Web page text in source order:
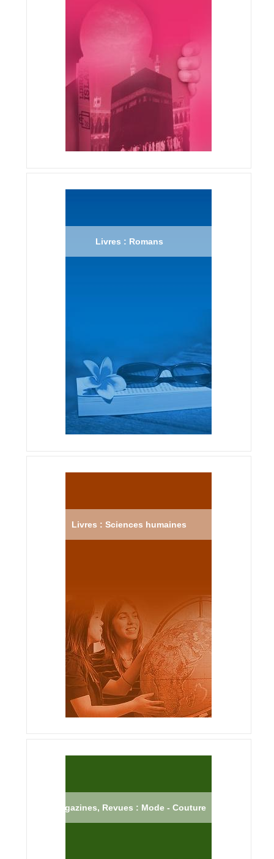
Livres : Romans
Livres : Sciences humaines
Magazines, Revues : Mode - Couture